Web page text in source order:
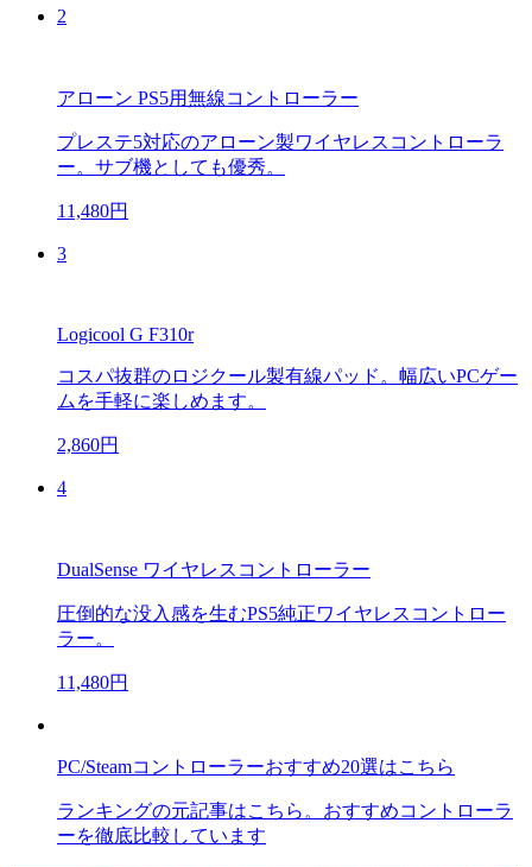
2
アローン PS5用無線コントローラー
プレステ5対応のアローン製ワイヤレスコントローラ
ー。サブ機としても優秀。
11,480円
3
Logicool G F310r
コスパ抜群のロジクール製有線パッド。幅広いPCゲー
ムを手軽に楽しめます。
2,860円
4
DualSense ワイヤレスコントローラー
圧倒的な没入感を生むPS5純正ワイヤレスコントロー
ラー。
11,480円
PC/Steamコントローラーおすすめ20選はこちら
ランキングの元記事はこちら。おすすめコントローラ
ーを徹底比較しています